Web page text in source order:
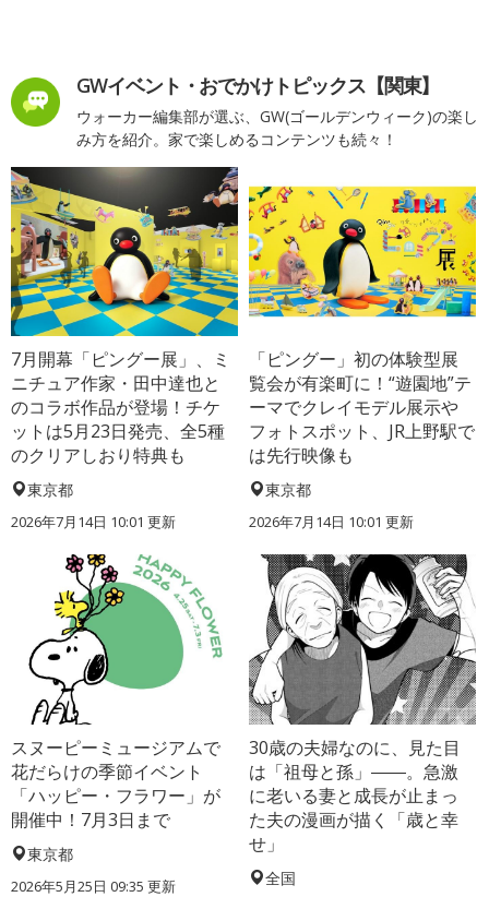
GWイベント・おでかけトピックス【関東】
ウォーカー編集部が選ぶ、GW(ゴールデンウィーク)の楽し
み方を紹介。家で楽しめるコンテンツも続々！
7月開幕「ピングー展」、ミ
ニチュア作家・田中達也と
のコラボ作品が登場！チケ
ットは5月23日発売、全5種
のクリアしおり特典も
東京都
2026年7月14日 10:01 更新
「ピングー」初の体験型展
覧会が有楽町に！“遊園地”テ
ーマでクレイモデル展示や
フォトスポット、JR上野駅で
は先行映像も
東京都
2026年7月14日 10:01 更新
スヌーピーミュージアムで
花だらけの季節イベント
「ハッピー・フラワー」が
開催中！7月3日まで
東京都
2026年5月25日 09:35 更新
30歳の夫婦なのに、見た目
は「祖母と孫」――。急激
に老いる妻と成長が止まっ
た夫の漫画が描く「歳と幸
せ」
全国